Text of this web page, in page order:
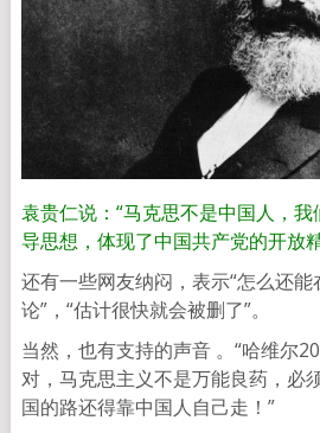
袁贵仁说：“马克思不是中国人，
导思想，体现了中国共产党的开放
还有一些网友纳闷，表示“怎么还
论”，“估计很快就会被删了”。
当然，也有支持的声音 。“哈维尔
对，马克思主义不是万能良药，必
国的路还得靠中国人自己走！”